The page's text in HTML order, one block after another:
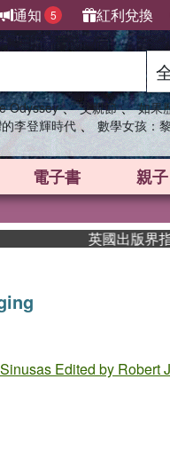
通知 5 紅利兌換
Odyssey 、 父親節 、 如果
李登輝時代 、 數學女孩：
電子書 親子
英國出版界指標
Edited by Robert